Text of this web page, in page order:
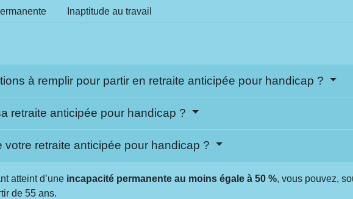
Inaptitude au travail
à remplir pour partir en retraite anticipée pour handicap ?
retraite anticipée pour handicap ?
votre retraite anticipée pour handicap ?
atteint d’une incapacité permanente au moins égale à50 %, vous pouvez,
de 55 ans.